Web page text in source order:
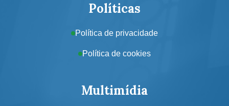
Políticas
Política de privacidade
Política de cookies
Multimídia